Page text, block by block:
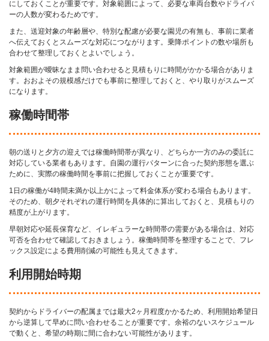
にしておくことが重要です。対象範囲によって、必要な車両台数やドライバ
ーの人数が変わるためです。
また、送迎対象の年齢層や、特別な配慮が必要な園児の有無も、事前に業者
へ伝えておくとスムーズな対応につながります。乗降ポイントの数や場所も
合わせて整理しておくとよいでしょう。
対象範囲が曖昧なまま問い合わせると見積もりに時間がかかる場合がありま
す。おおよその規模感だけでも事前に整理しておくと、やり取りがスムーズ
になります。
稼働時間帯
朝の送りと夕方の迎えでは稼働時間帯が異なり、どちらか一方のみの委託に
対応している業者もあります。自園の運行パターンに合った契約形態を選ぶ
ために、実際の稼働時間を事前に把握しておくことが重要です。
1日の稼働が4時間未満か以上かによって料金体系が変わる場合もあります。
そのため、朝夕それぞれの運行時間を具体的に算出しておくと、見積もりの
精度が上がります。
早朝対応や延長保育など、イレギュラーな時間帯の需要がある場合は、対応
可否を合わせて確認しておきましょう。稼働時間帯を整理することで、フレ
ックス設定による費用削減の可能性も見えてきます。
利用開始時期
契約からドライバーの配属までは最大2ヶ月程度かかるため、利用開始希望日
から逆算して早めに問い合わせることが重要です。余裕のないスケジュール
で動くと、希望の時期に間に合わない可能性があります。